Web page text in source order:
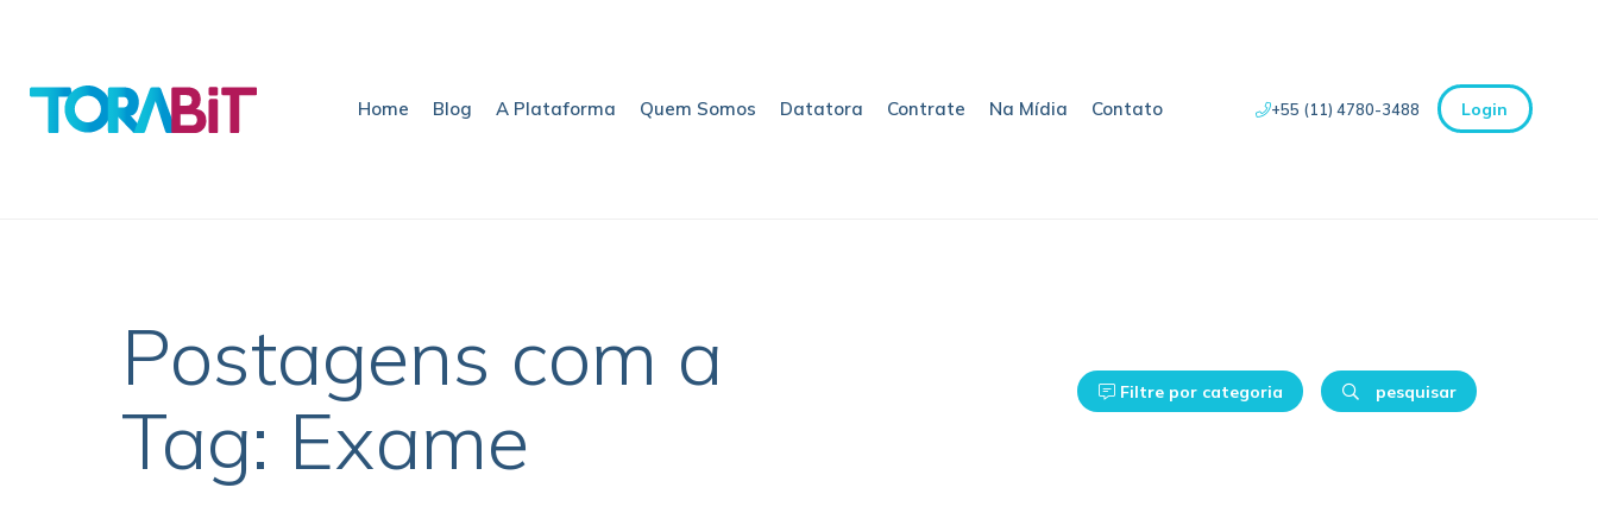
Home Blog A Plataforma Quem Somos Datatora Contrate Na Mídia Contato +55 (11) 4780-3488 Login
Postagens com a
Tag: Exame
Filtre por categoria pesquisar